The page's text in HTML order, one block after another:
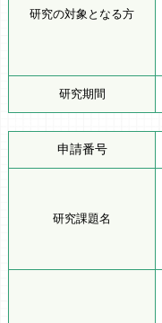
研究の対象となる方
研究期間
申請番号
研究課題名